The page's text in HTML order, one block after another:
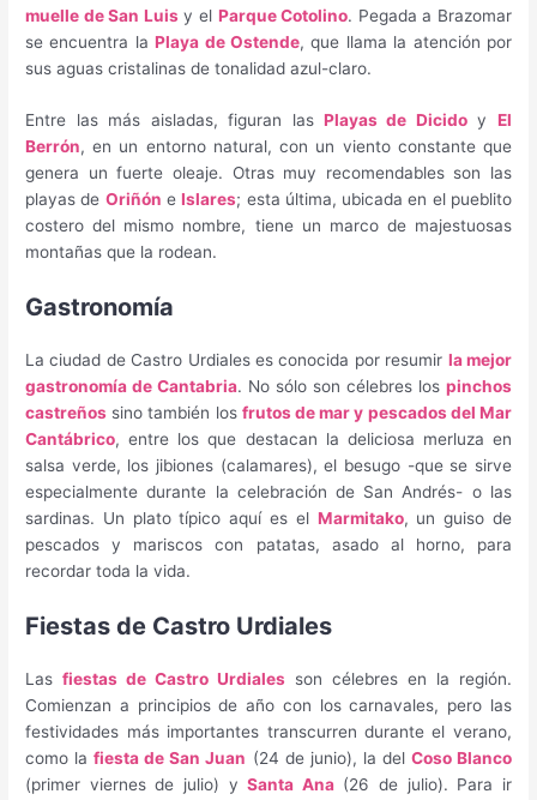
muelle de San Luisy el Parque Cotolino. Pegada a Brazomar
se encuentra laPlaya de Ostende, que llama la atención por
sus aguas cristalinas de tonalidad azul-claro.
Entre las más aisladas, figuran las Playas de Dicidoy El
Berrón, en un entorno natural, con un viento constante que
genera un fuerte oleaje. Otras muy recomendables son las
playas de Oriñón eIslares; esta última, ubicada en el pueblito
costero del mismo nombre, tiene un marco de majestuosas
montañas que la rodean.
Gastronomía
La ciudad de Castro Urdiales es conocida por resumir la mejor
gastronomía de Cantabria. No sólo son célebres los pinchos
castreños sino también los frutos de mar y pescados del Mar
Cantábrico, entre los que destacan la deliciosa merluza en
salsa verde, los jibiones (calamares), el besugo -que se sirve
especialmente durante la celebración de San Andrés- o las
sardinas. Un plato típico aquí es el Marmitako, un guiso de
pescados y mariscos con patatas, asado al horno, para
recordar toda la vida.
Fiestas de Castro Urdiales
Lasfiestas de Castro Urdiales son célebres en la región.
Comienzan a principios de año con los carnavales, pero las
festividades más importantes transcurren durante el verano,
como lafiesta de San Juan (24 de junio), la del Coso Blanco
(primer viernes de julio) ySanta Ana(26 de julio). Para ir